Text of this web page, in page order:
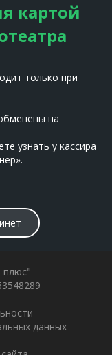
картой
только при
на
узнать у кассира
данных